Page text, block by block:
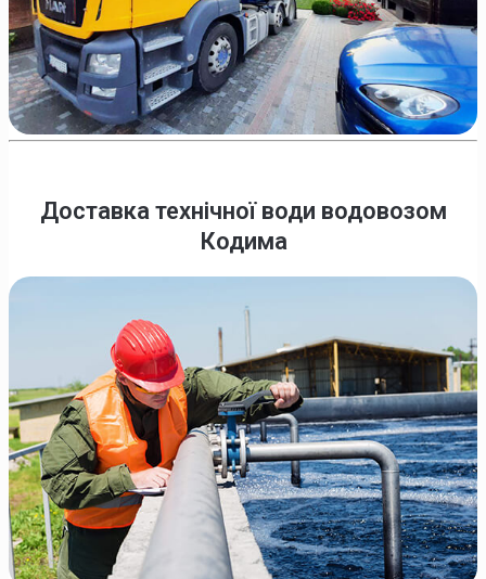
Доставка технічної води водовозом
Кодима